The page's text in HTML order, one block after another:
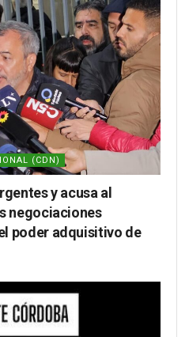
(CDN)
y acusa al
negociaciones
poder adquisitivo de